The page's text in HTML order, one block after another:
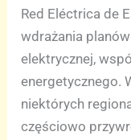
Red Eléctrica de
wdrażania
elektrycznej,
energetycznego.
niektórych
częściowo